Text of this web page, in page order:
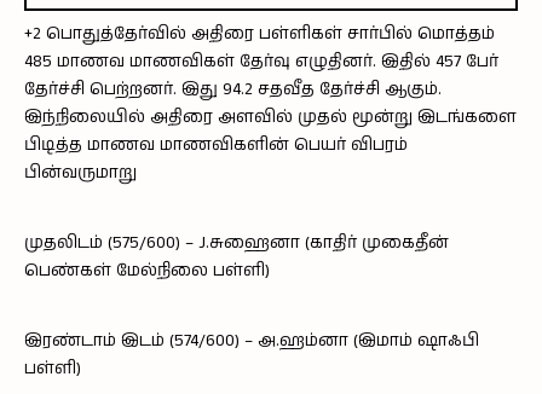
+2 பொதுத்தேர்வில் அதிரை பள்ளிகள் சார்பில் மொத்தம்
485 மாணவ மாணவிகள் தேர்வு எழுதினர். இதில் 457 பேர்
தேர்ச்சி பெற்றனர். இது 94.2 சதவீத தேர்ச்சி ஆகும்.
இந்நிலையில் அதிரை அளவில் முதல் மூன்று இடங்களை
பிடித்த மாணவ மாணவிகளின் பெயர் விபரம்
பின்வருமாறு
முதலிடம் (575/600) – J.சுஹைனா (காதிர் முகைதீன்
பெண்கள் மேல்நிலை பள்ளி)
இரண்டாம் இடம் (574/600) – அ.ஹம்னா (இமாம் ஷாஃபி
பள்ளி)